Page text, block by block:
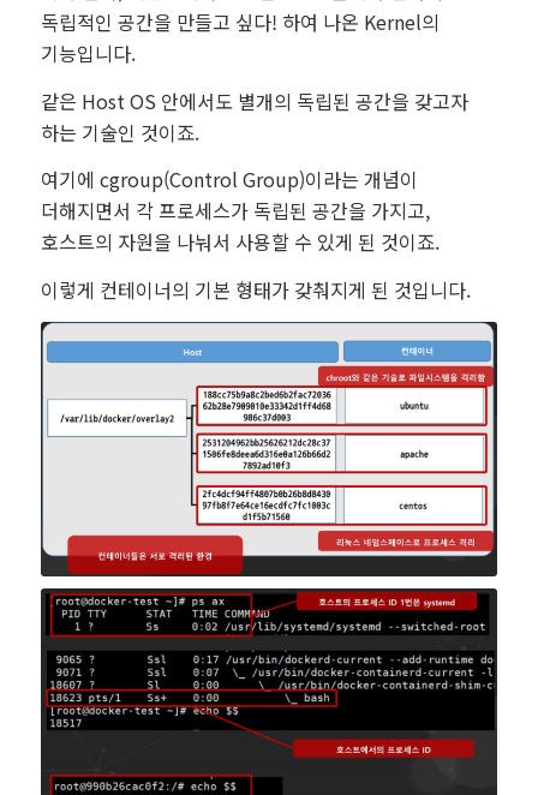
독립적인 공간을 만들고 싶다! 하여 나온 Kernel의
기능입니다.
같은 Host OS 안에서도 별개의 독립된 공간을 갖고자
하는 기술인 것이죠.
여기에 cgroup(Control Group)이라는 개념이
더해지면서 각 프로세스가 독립된 공간을 가지고,
호스트의 자원을 나눠서 사용할 수 있게 된 것이죠.
이렇게 컨테이너의 기본 형태가 갖춰지게 된 것입니다.